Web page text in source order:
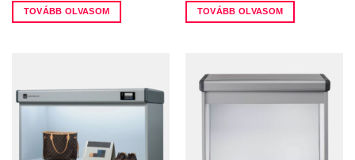
TOVÁBB OLVASOM TOVÁBB OLVASOM